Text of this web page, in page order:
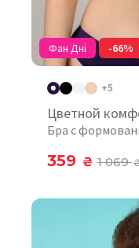
Фан Дні -66%
+5
Цветной
Бра с
359 ₴ 1 069